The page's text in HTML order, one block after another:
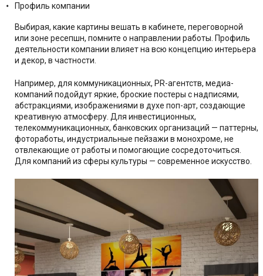
Профиль компании
Выбирая, какие картины вешать в кабинете, переговорной
или зоне ресепшн, помните о направлении работы. Профиль
деятельности компании влияет на всю концепцию интерьера
и декор, в частности.
Например, для коммуникационных, PR-агентств, медиа-
компаний подойдут яркие, броские постеры с надписями,
абстракциями, изображениями в духе поп-арт, создающие
креативную атмосферу. Для инвестиционных,
телекоммуникационных, банковских организаций — паттерны,
фотоработы, индустриальные пейзажи в монохроме, не
отвлекающие от работы и помогающие сосредоточиться.
Для компаний из сферы культуры — современное искусство.